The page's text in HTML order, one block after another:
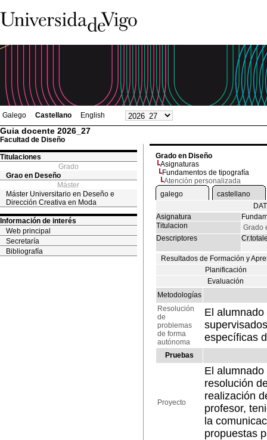
Galego Castellano English
Guia docente 2026_27
Facultad de Diseño
Titulaciones
Grado
Grao en Deseño
Máster
Máster Universitario en Deseño e
Dirección Creativa en Moda
Información de interés
Web principal
Secretaría
Bibliografía
Grado en Diseño
Asignaturas
Fundamentos de tipografía
Atención personalizada
galego
castellano
Asignatura
Titulacion
Grado
Descriptores
Resultados de Formación y
Planificación
Evaluación
Metodologías
Resolución
de
problemas
de forma
autónoma
El
específicas
Pruebas
Proyecto
El
resolución
realización
profesor,
la
propuestas